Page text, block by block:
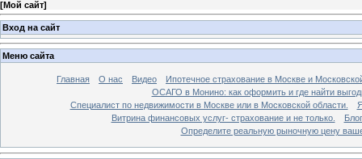
[Мой сайт]
Вход на сайт
Меню сайта
Главная О нас Видео
Ипотечное страхование в Москве и
ОСАГО в Монино: как оформить и где найти
Специалист по недвижимости в Москве или в Московской области.
Витрина финансовых услуг- страхование и не только.
Блог
Определите реальную рыночную цену